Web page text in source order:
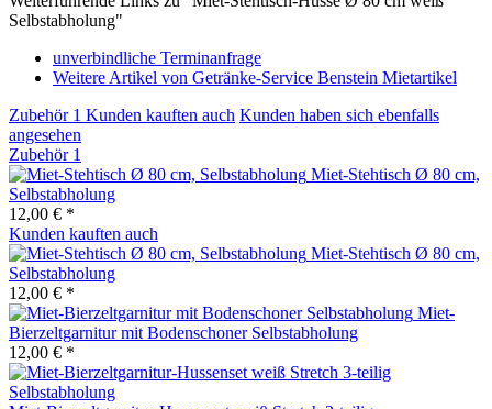
Selbstabholung"
unverbindliche Terminanfrage
Weitere Artikel von Getränke-Service Benstein Mietartikel
Zubehör 1 Kunden kauften auch Kunden haben sich ebenfalls
angesehen
Zubehör 1
Miet-Stehtisch Ø 80 cm,
Selbstabholung
12,00 € *
Kunden kauften auch
Miet-Stehtisch Ø 80 cm,
Selbstabholung
12,00 € *
Miet-
Bierzeltgarnitur mit Bodenschoner Selbstabholung
12,00 € *